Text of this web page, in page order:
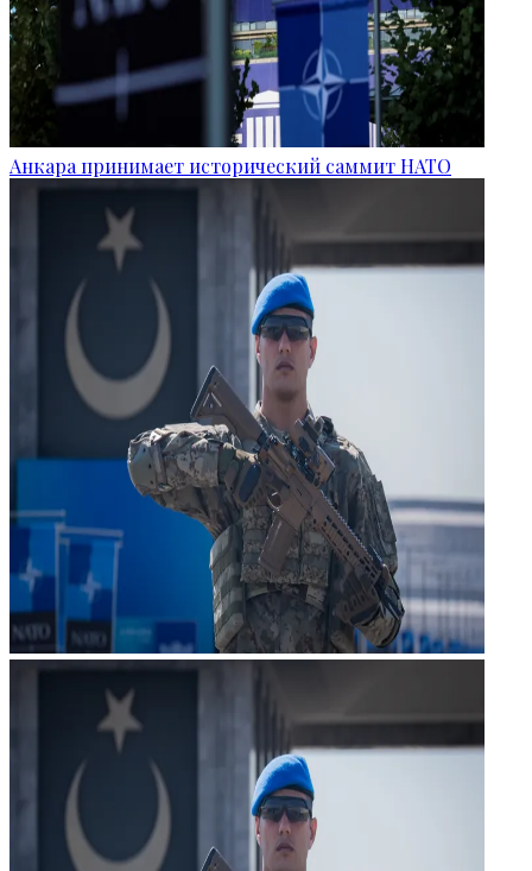
Анкара принимает исторический саммит НАТО